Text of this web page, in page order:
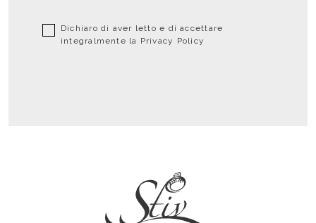
Dichiaro di aver letto e di accettare
integralmente la Privacy Policy